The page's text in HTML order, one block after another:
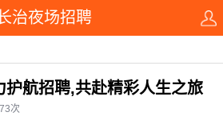
治夜场招聘
护航招聘,共赴精彩人生之旅
73次